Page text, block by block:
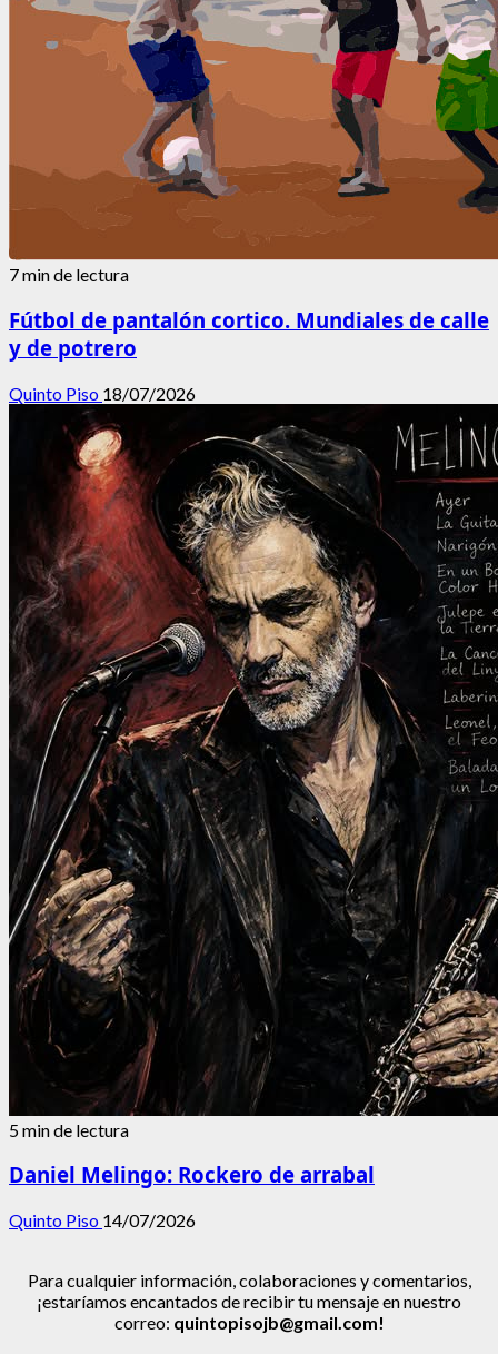
7 min de lectura
Fútbol de pantalón cortico. Mundiales de calle
y de potrero
Quinto Piso 18/07/2026
5 min de lectura
Daniel Melingo: Rockero de arrabal
Quinto Piso 14/07/2026
Para cualquier información, colaboraciones y comentarios,
¡estaríamos encantados de recibir tu mensaje en nuestro
correo: quintopisojb@gmail.com!